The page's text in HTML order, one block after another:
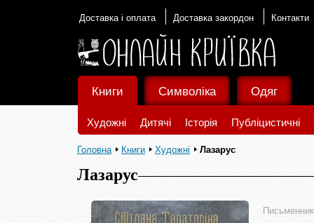
Доставка і оплата Доставка закордон Контакти
Книги
Художні Дитячі Історія Публіцистичні
Символіка Одяг
Головна Книги Художні Лазарус
Лазарус